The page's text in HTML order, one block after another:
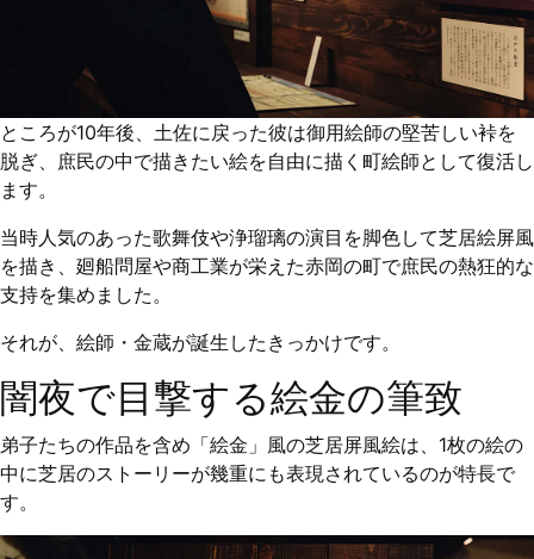
ところが10年後、土佐に戻った彼は御用絵師の堅苦しい裃を
脱ぎ、庶民の中で描きたい絵を自由に描く町絵師として復活し
ます。
当時人気のあった歌舞伎や浄瑠璃の演目を脚色して芝居絵屏風
を描き、廻船問屋や商工業が栄えた赤岡の町で庶民の熱狂的な
支持を集めました。
それが、絵師・金蔵が誕生したきっかけです。
闇夜で目撃する絵金の筆致
弟子たちの作品を含め「絵金」風の芝居屏風絵は、1枚の絵の
中に芝居のストーリーが幾重にも表現されているのが特長で
す。